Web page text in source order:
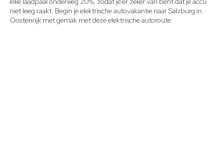
niet leeg raakt. Begin je elektrische autovakantie naar Salzburg in
Oostenrijk met gemak met deze elektrische autoroute.